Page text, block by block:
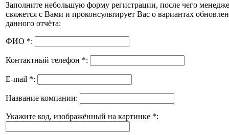
Заполните небольшую форму регистрации, после чего
свяжется с Вами и проконсультирует Вас о вариантах
данного отчёта:
ФИО *:
Контактный телефон *:
E-mail *:
Название компании:
Укажите код, изображённый на картинке *: